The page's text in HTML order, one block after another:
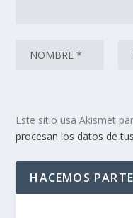
Este sitio usa Akismet
procesan los datos de
HACEMOS